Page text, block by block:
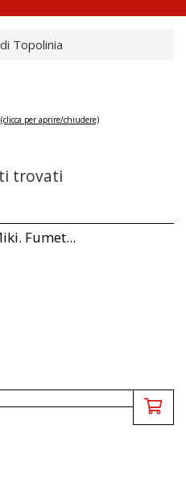
Topolinia
(clicca per aprire/chiudere)
trovati
Fumet...